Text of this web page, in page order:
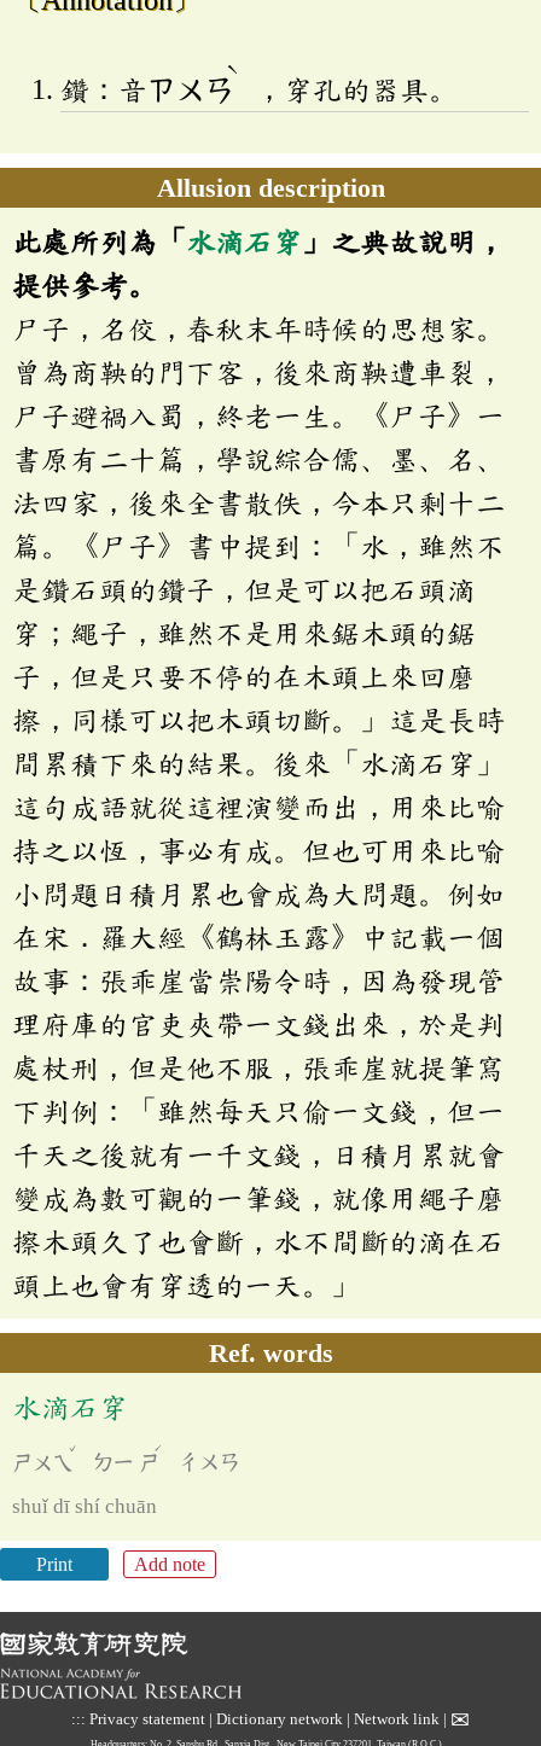
鑽：音ㄗㄨㄢ
ˋ
，穿孔的器具。
Allusion description
此處所列為「 水滴石穿 」之典故說明，
提供參考。
尸子，名佼，春秋末年時候的思想家。
曾為商鞅的門下客，後來商鞅遭車裂，
尸子避禍入蜀，終老一生。《尸子》一
書原有二十篇，學說綜合儒、墨、名、
法四家，後來全書散佚，今本只剩十二
篇。《尸子》書中提到：「水，雖然不
是鑽石頭的鑽子，但是可以把石頭滴
穿；繩子，雖然不是用來鋸木頭的鋸
子，但是只要不停的在木頭上來回磨
擦，同樣可以把木頭切斷。」這是長時
間累積下來的結果。後來「水滴石穿」
這句成語就從這裡演變而出，用來比喻
持之以恆，事必有成。但也可用來比喻
小問題日積月累也會成為大問題。例如
在宋．羅大經《鶴林玉露》中記載一個
故事：張乖崖當崇陽令時，因為發現管
理府庫的官吏夾帶一文錢出來，於是判
處杖刑，但是他不服，張乖崖就提筆寫
下判例：「雖然每天只偷一文錢，但一
千天之後就有一千文錢，日積月累就會
變成為數可觀的一筆錢，就像用繩子磨
擦木頭久了也會斷，水不間斷的滴在石
頭上也會有穿透的一天。」
Ref. words
水滴石穿
ㄕㄨㄟ
ˇ
ㄉㄧ ㄕ
ˊ
ㄔㄨㄢ
shuǐ dī shí chuān
Print Add note
::: Privacy statement | Dictionary network | Network link | ✉
Headquarters: No. 2, Sanshu Rd., Sanxia Dist., New Taipei City 237201, Taiwan (R.O.C.)、